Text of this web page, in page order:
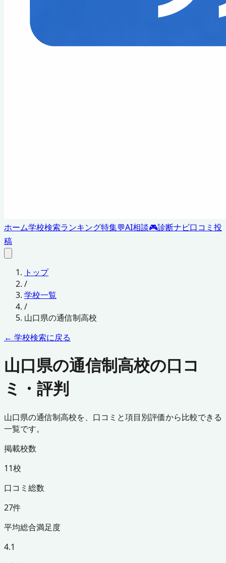
ホーム学校検索ランキング特集💬AI相談🎮診断ナビ口コミ投
稿
トップ
/
学校一覧
/
山口県の通信制高校
← 学校検索に戻る
山口県の通信制高校の口コ
ミ・評判
山口県の通信制高校を、口コミと項目別評価から比較できる
一覧です。
掲載校数
11校
口コミ総数
27件
平均総合満足度
4.1